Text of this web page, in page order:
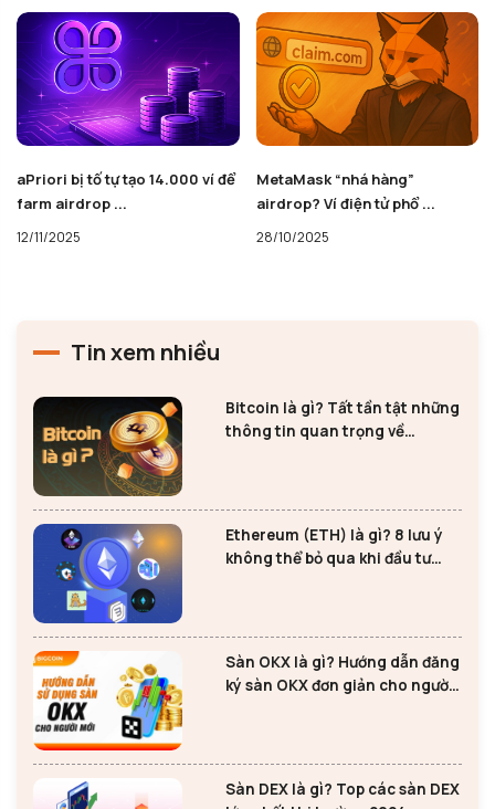
aPriori bị tố tự tạo 14.000 ví để
farm airdrop ...
12/11/2025
MetaMask “nhá hàng”
airdrop? Ví điện tử phổ ...
28/10/2025
Tin xem nhiều
Bitcoin là gì? Tất tần tật những
thông tin quan trọng về
Ethereum (ETH) là gì? 8 lưu ý
không thể bỏ qua khi đầu tư
Sàn OKX là gì? Hướng dẫn đăng
ký sàn OKX đơn giản cho người
Sàn DEX là gì? Top các sàn DEX